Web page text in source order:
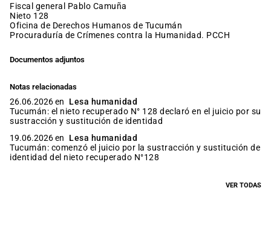
fiscal general Pablo Camuña
nieto 128
Oficina de Derechos Humanos de Tucumán
Procuraduría de Crímenes contra la Humanidad. PCCH
Documentos adjuntos
Notas relacionadas
26.06.2026 en
Lesa humanidad
Tucumán: el nieto recuperado N° 128 declaró en el juicio por su
sustracción y sustitución de identidad
19.06.2026 en
Lesa humanidad
Tucumán: comenzó el juicio por la sustracción y sustitución de
identidad del nieto recuperado N°128
VER TODAS